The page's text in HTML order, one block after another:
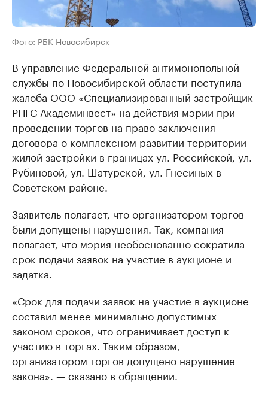
Фото: РБК Новосибирск
В управление Федеральной антимонопольной
службы по Новосибирской области поступила
жалоба ООО «Специализированный застройщик
РНГС-Академинвест» на действия мэрии при
проведении торгов на право заключения
договора о комплексном развитии территории
жилой застройки в границах ул. Российской, ул.
Рубиновой, ул. Шатурской, ул. Гнесиных в
Советском районе.
Заявитель полагает, что организатором торгов
были допущены нарушения. Так, компания
полагает, что мэрия необоснованно сократила
срок подачи заявок на участие в аукционе и
задатка.
«Срок для подачи заявок на участие в аукционе
составил менее минимально допустимых
законом сроков, что ограничивает доступ к
участию в торгах. Таким образом,
организатором торгов допущено нарушение
закона». — сказано в обращении.